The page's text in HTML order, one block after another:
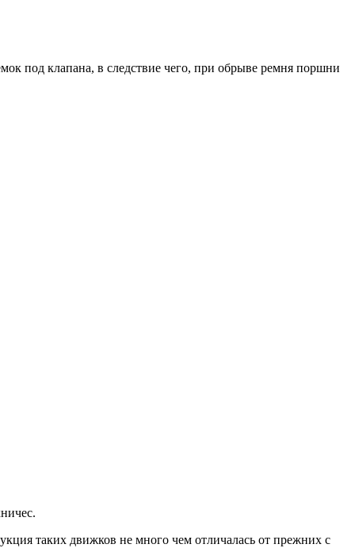
под клапана, в следствие чего, при обрыве ремня поршни
таких движков не много чем отличалась от прежних с